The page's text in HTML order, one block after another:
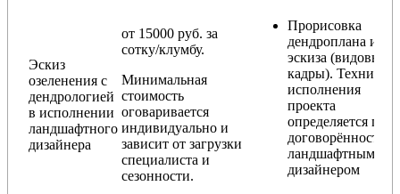
Эскиз
озеленения с
дендрологией
в исполнении
ландшафтного
дизайнера
от 15000 руб. за
сотку/клумбу.
Минимальная
стоимость
оговаривается
индивидуально и
зависит от загрузки
специалиста и
сезонности.
Прорисовка
дендроплана и
эскиза (видовые
кадры). Техника
исполнения
проекта
определяется по
договорённости с
ландшафтным
дизайнером